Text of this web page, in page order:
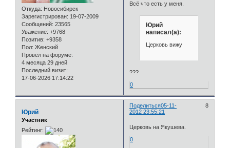
Откуда: Новосибирск
Зарегистрирован: 19-07-2009
Сообщений: 23565
Уважение: +9768
Позитив: +9358
Пол: Женский
Провел на форуме:
4 месяца 29 дней
Последний визит:
17-06-2026 17:14:22
Всё что есть у меня.
Юрий
написал(а):
Церковь вижу
???
0
Поделиться 8
05-11-
2012 23:55:21
Юрий
Участник
Рейтинг:
Церковь на Якушева.
0